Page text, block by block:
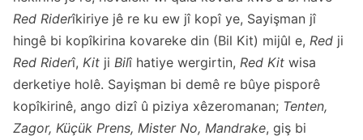
Red Riderîkiriye jê re ku ew jî kopî ye, Sayişman jî
hingê bi kopîkirina kovareke din (Bil Kit) mijûl e, Red ji
Red Riderî, Kit ji Bilî hatiye wergirtin, Red Kit wisa
derketiye holê. Sayişman bi demê re bûye pisporê
kopîkirinê, ango dizî û piziya xêzeromanan; Tenten,
Zagor, Küçük Prens, Mister No, Mandrake, giş bi